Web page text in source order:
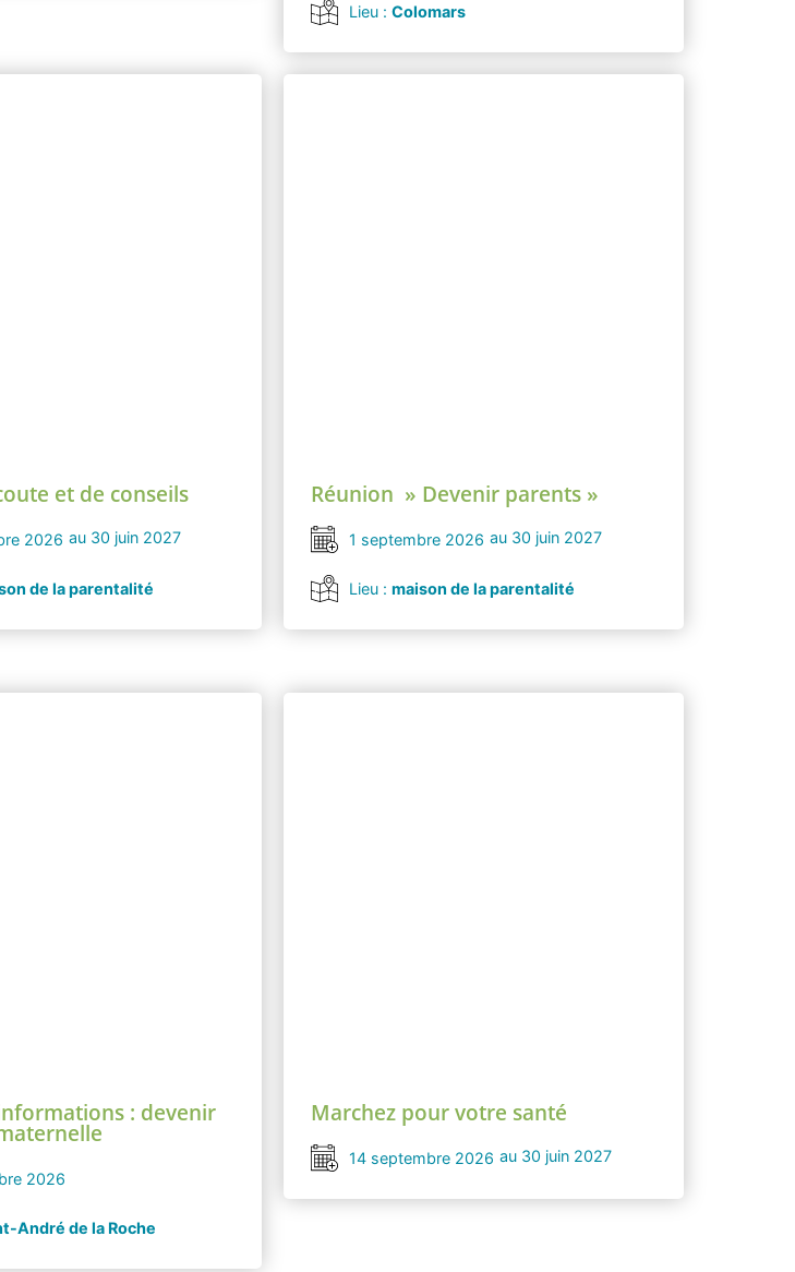
Lieu :Colomars
et de conseils
2026 au 30 juin 2027
de la parentalité
Réunion » Devenir parents »
1 septembre 2026 au 30 juin 2027
Lieu :maison de la parentalité
: devenir
2026
André de la Roche
Marchez pour votre santé
14 septembre 2026 au 30 juin 2027